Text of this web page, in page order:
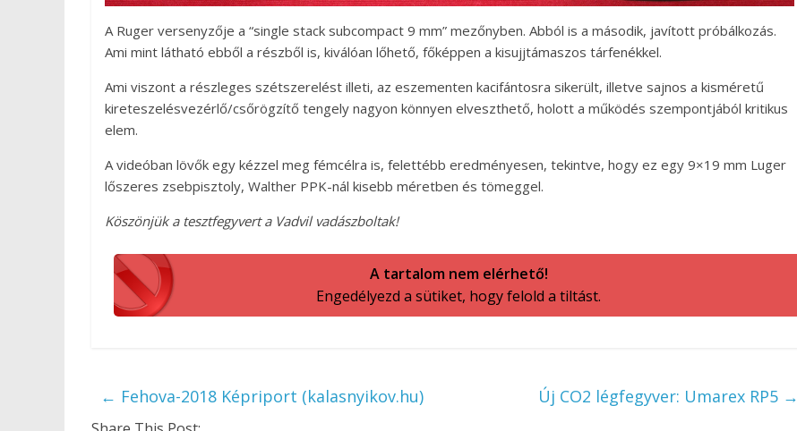
A Ruger versenyzője a “single stack subcompact 9 mm” mezőnyben. Abból is a második, javított próbálkozás.
Ami mint látható ebből a részből is, kiválóan lőhető, főképpen a kisujjtámaszos tárfenékkel.
Ami viszont a részleges szétszerelést illeti, az eszementen kacifántosra sikerült, illetve sajnos a kisméretű
kireteszelésvezérlő/csőrögzítő tengely nagyon könnyen elveszthető, holott a működés szempontjából kritikus
elem.
A videóban lövők egy kézzel meg fémcélra is, felettébb eredményesen, tekintve, hogy ez egy 9×19 mm Luger
lőszeres zsebpisztoly, Walther PPK-nál kisebb méretben és tömeggel.
Köszönjük a tesztfegyvert a Vadvil vadászboltak!
A tartalom nem elérhető!
Engedélyezd a sütiket, hogy felold a tiltást.
← Fehova-2018 Képriport (kalasnyikov.hu) Új CO2 légfegyver: Umarex RP5 →